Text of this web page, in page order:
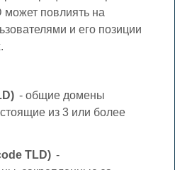
может повлиять на
и его позиции
- общие домены
из 3 или более
TLD) -